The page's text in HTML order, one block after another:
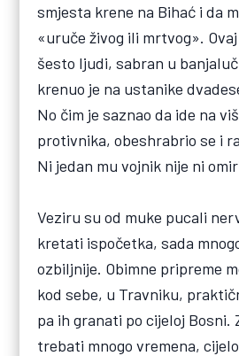
smjesta krene na Bihać i da
«uruče živog ili mrtvog».
šesto ljudi, sabran u
krenuo je na ustanike
No čim je saznao da ide na
protivnika, obeshrabrio se i
Ni jedan mu vojnik nije ni
Veziru su od muke pucali
kretati ispočetka, sada
ozbiljnije. Obimne pripreme
kod sebe, u Travniku,
pa ih granati po cijeloj Bosni.
trebati mnogo vremena,